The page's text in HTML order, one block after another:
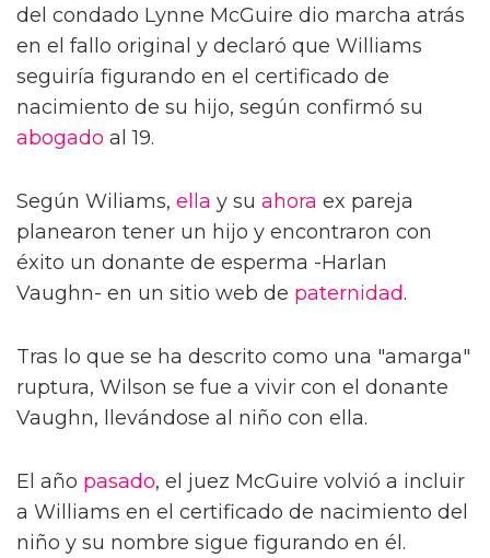
del condado Lynne McGuire dio marcha atrás
en el fallo original y declaró que Williams
seguiría figurando en el certificado de
nacimiento de su hijo, según confirmó su
abogado al 19.
Según Wiliams, ella y su ahora ex pareja
planearon tener un hijo y encontraron con
éxito un donante de esperma -Harlan
Vaughn- en un sitio web de paternidad.
Tras lo que se ha descrito como una "amarga"
ruptura, Wilson se fue a vivir con el donante
Vaughn, llevándose al niño con ella.
El año pasado, el juez McGuire volvió a incluir
a Williams en el certificado de nacimiento del
niño y su nombre sigue figurando en él.